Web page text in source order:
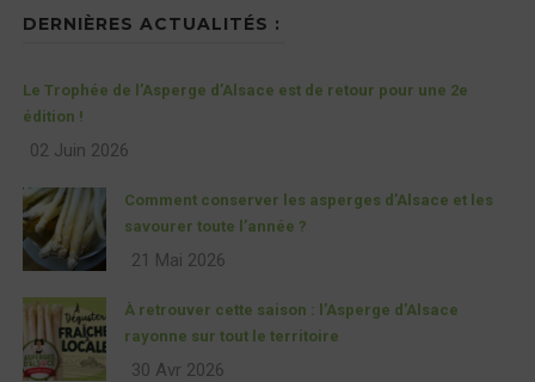
DERNIÈRES ACTUALITÉS :
Le Trophée de l’Asperge d’Alsace est de retour pour une 2e
édition !
02 Juin 2026
Comment conserver les asperges d’Alsace et les
savourer toute l’année ?
21 Mai 2026
À retrouver cette saison : l’Asperge d’Alsace
rayonne sur tout le territoire
30 Avr 2026